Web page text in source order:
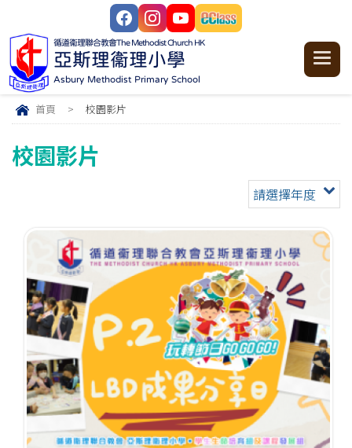
循道衞理聯合教會The Methodist Church HK
亞斯理衞理小學
Asbury Methodist Primary School
首頁 > 校園影片
校園影片
請選擇年度